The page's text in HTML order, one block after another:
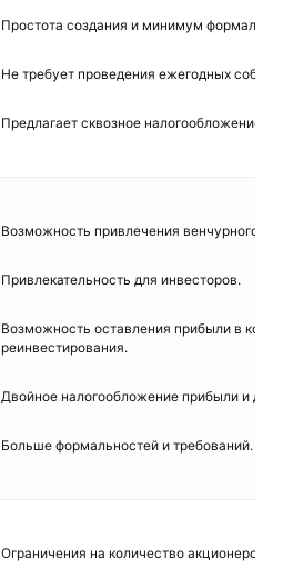
Простота создания и минимум
Не требует проведения ежегодных
Предлагает сквозное налогообложение.
Возможность привлечения венчурного
Привлекательность для инвесторов.
Возможность оставления прибыли в
реинвестирования.
Двойное налогообложение прибыли и
Больше формальностей и требований.
Ограничения на количество акционеров